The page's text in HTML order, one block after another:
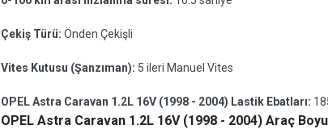
Çekiş Türü: Önden Çekişli
Vites Kutusu (Şanzıman): 5 ileri Manuel Vites
OPEL Astra Caravan 1.2L 16V (1998 - 2004) Lastik Ebatları:
OPEL Astra Caravan 1.2L 16V (1998 - 2004) Araç